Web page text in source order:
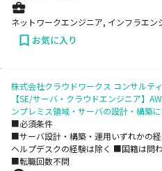
ネットワークエンジニア, インフラエン
お気に入り
株式会社クラウドワークス コンサルテ
【SE/サーバ・クラウドエンジニア】
ンプレミス領域・サーバの設計・構築
■必須条件
■サーバ設計・構築・運用いずれか
ヘルプデスクの経験は除く ■国籍は問
■転職回数不問